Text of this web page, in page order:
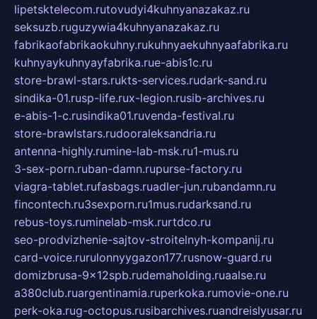
lipetsktelecom.rutovudyi4kuhnyanazakaz.ru
seksuzb.ruguzywia4kuhnyanazakaz.ru
fabrikaofabrikaokuhny.rukuhnyaekuhnyaafabrika.ru
kuhnyaykuhnyayfabrika.rue-abis1c.ru
store-brawl-stars.rukts-services.rudark-sand.ru
sindika-01.rusp-life.rux-legion.rusib-archives.ru
e-abis-1-c.rusindika01.ruvenda-festival.ru
store-brawlstars.rudooraleksandria.ru
antenna-highly.rumine-lab-msk.ru1-mus.ru
3-sex-porn.ruban-damn.rupurse-factory.ru
viagra-tablet.rufasbags.ruadler-jun.rubandamn.ru
fincontech.ru3sexporn.ru1mus.rudarksand.ru
rebus-toys.ruminelab-msk.rurtdco.ru
seo-prodvizhenie-sajtov-stroitelnyh-kompanij.ru
card-voice.rurulonnyygazon177.rusnow-guard.ru
domizbrusa-9x12spb.rudemaholding.ruaalse.ru
a380club.ruargentinamia.ruperkoka.rumovie-one.ru
perk-oka.rug-octopus.rusibarchives.ruandreislyusar.ru